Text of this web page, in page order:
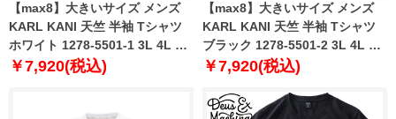
【max8】大きいサイズ メンズ
KARL KANI 天竺 半袖 Tシャツ
ホワイト 1278-5501-1 3L 4L 5L
6L 8L
￥7,920(税込)
【max8】大きいサイズ メンズ
KARL KANI 天竺 半袖 Tシャツ
ブラック 1278-5501-2 3L 4L 5L
6L 8L
￥7,920(税込)